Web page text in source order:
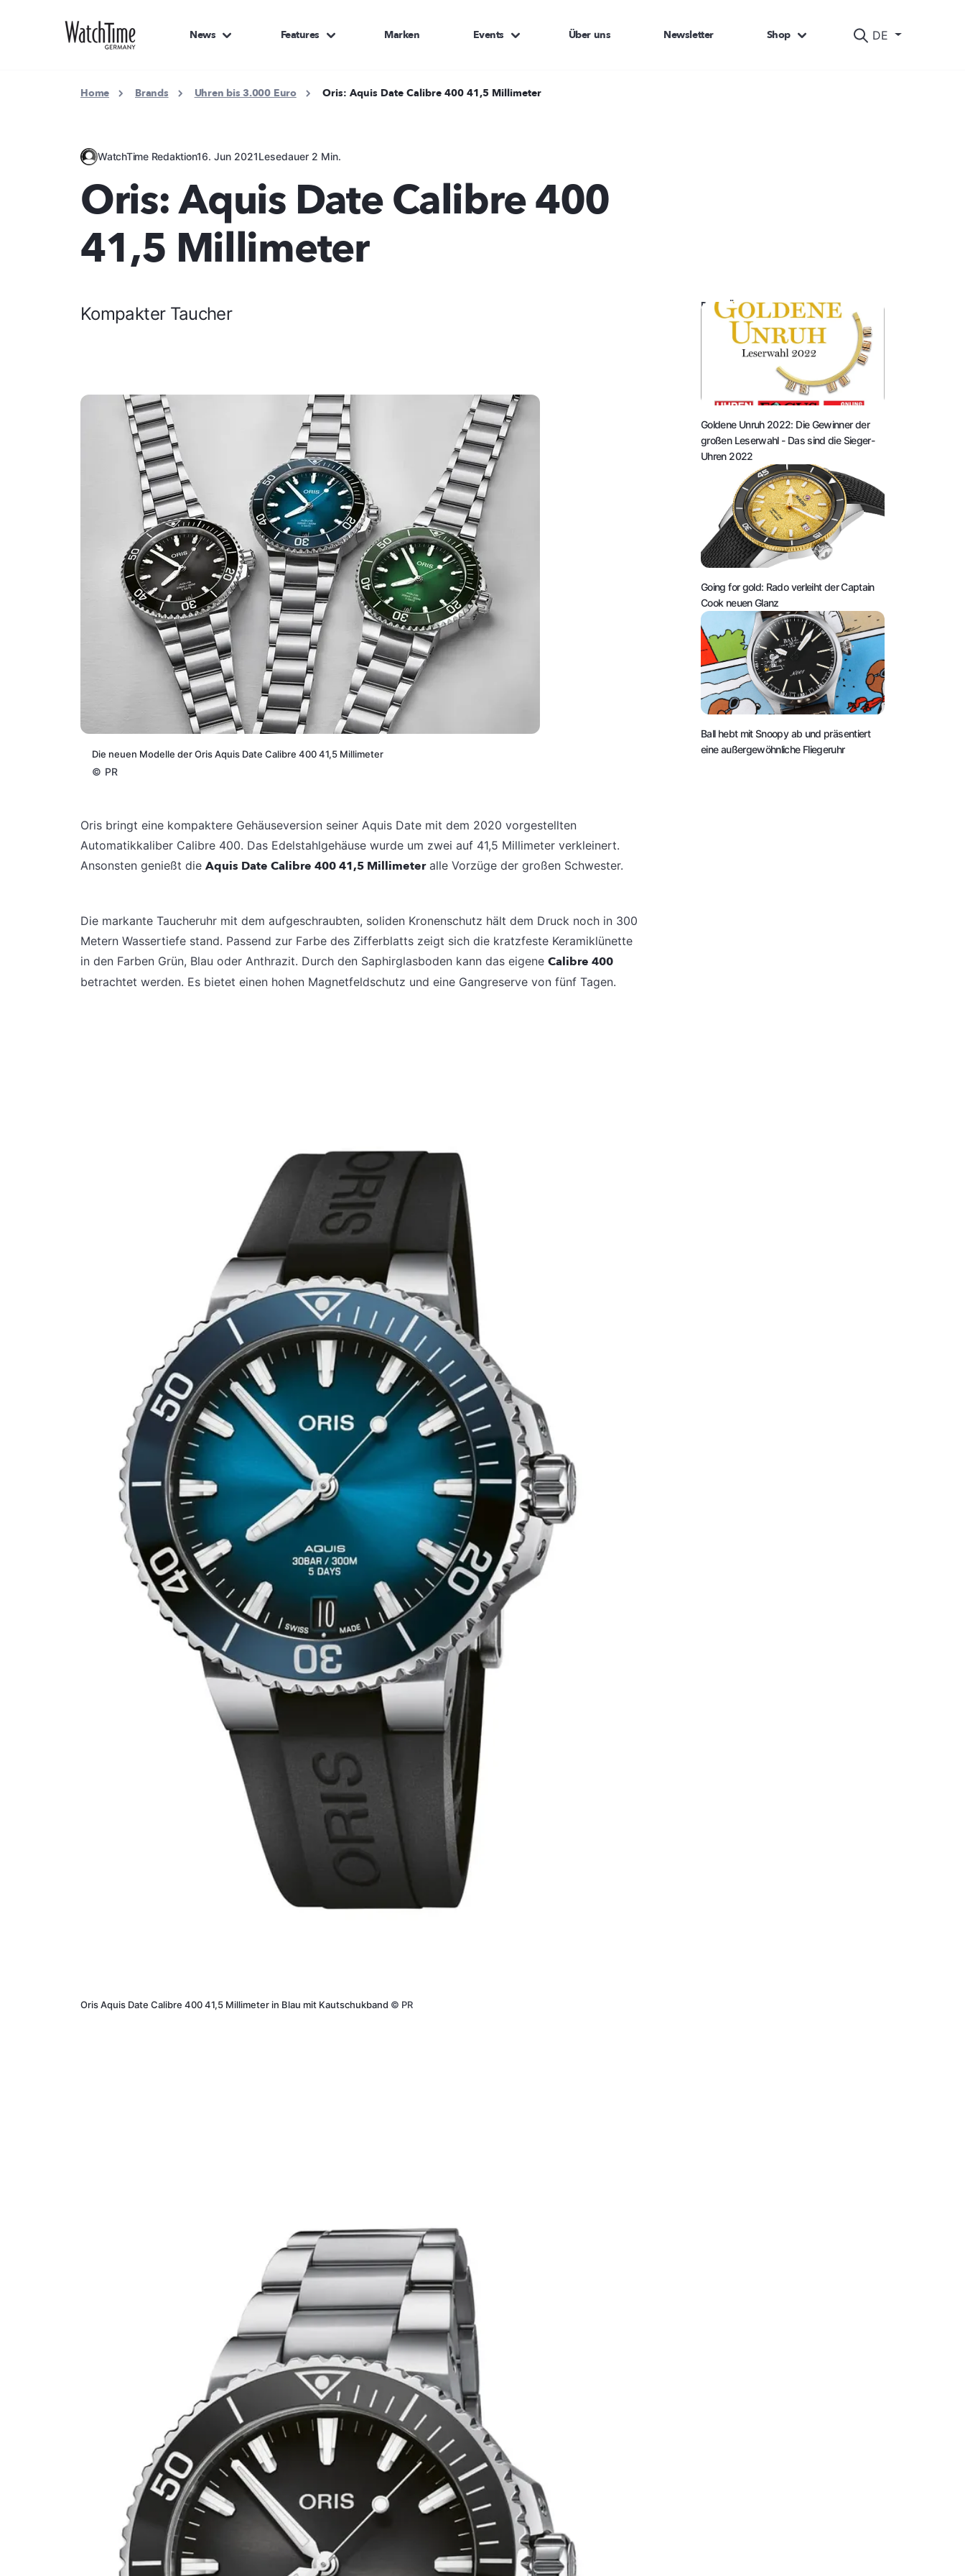
DE
News Features Marken Events Über uns Newsletter Shop
Home Brands Uhren bis 3.000 Euro Oris: Aquis Date Calibre 400 41,5 Millimeter
WatchTime Redaktion16. Jun 2021Lesedauer 2 Min.
Oris: Aquis Date Calibre 400
41,5 Millimeter
Kompakter Taucher
Die neuen Modelle der Oris Aquis Date Calibre 400 41,5 Millimeter
© PR
Oris bringt eine kompaktere Gehäuseversion seiner Aquis Date mit dem 2020 vorgestellten
Automatikkaliber Calibre 400. Das Edelstahlgehäuse wurde um zwei auf 41,5 Millimeter verkleinert.
Ansonsten genießt die Aquis Date Calibre 400 41,5 Millimeteralle Vorzüge der großen Schwester.
Die markante Taucheruhr mit dem aufgeschraubten, soliden Kronenschutz hält dem Druck noch in 300
Metern Wassertiefe stand. Passend zur Farbe des Zifferblatts zeigt sich die kratzfeste Keramiklünette
in den Farben Grün, Blau oder Anthrazit. Durch den Saphirglasboden kann das eigene Calibre 400
betrachtet werden. Es bietet einen hohen Magnetfeldschutz und eine Gangreserve von fünf Tagen.
Oris Aquis Date Calibre 400 41,5 Millimeter in Blau mit Kautschukband © PR
DAS KÖNNTE SIE AUCH INTERESSIEREN:
Goldene Unruh 2022: Die Gewinner der
großen Leserwahl - Das sind die Sieger-
Uhren 2022
Going for gold: Rado verleiht der Captain
Cook neuen Glanz
Ball hebt mit Snoopy ab und präsentiert
eine außergewöhnliche Fliegeruhr